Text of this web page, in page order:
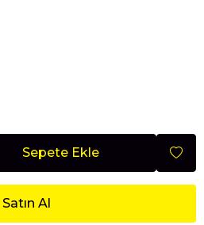
Sepete Ekle
Satın Al